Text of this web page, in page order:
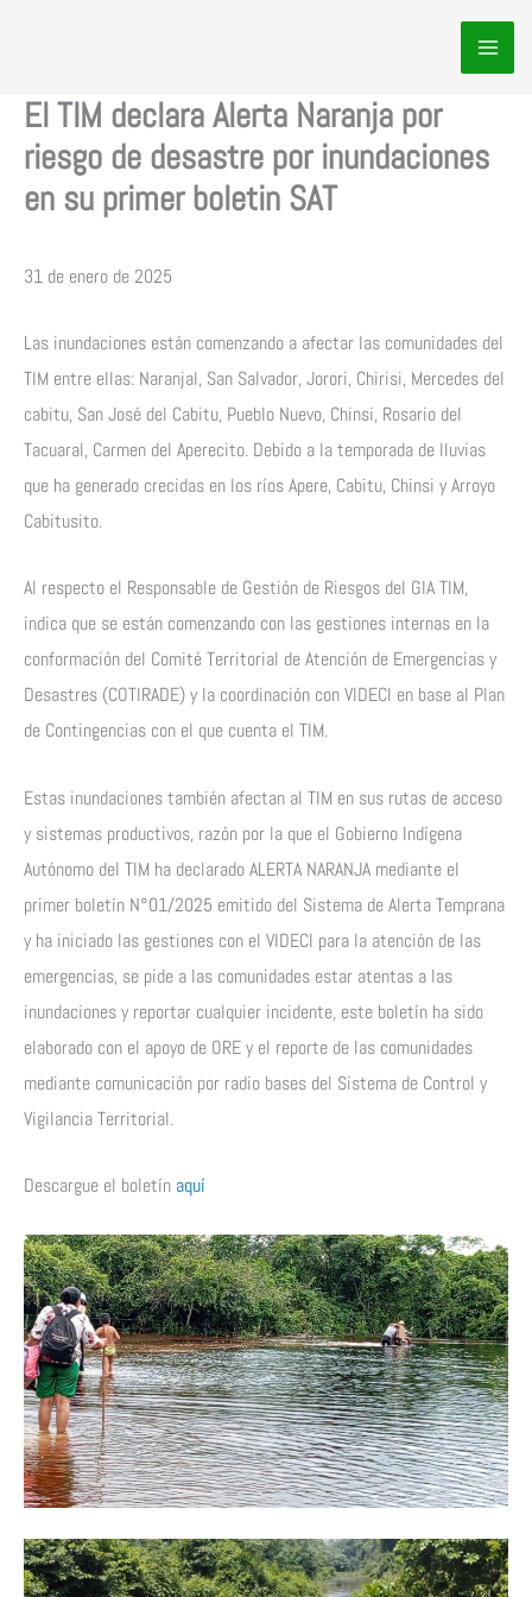
El TIM declara Alerta Naranja por
riesgo de desastre por inundaciones
en su primer boletin SAT
31 de enero de 2025
Las inundaciones están comenzando a afectar las comunidades del
TIM entre ellas: Naranjal, San Salvador, Jorori, Chirisi, Mercedes del
cabitu, San José del Cabitu, Pueblo Nuevo, Chinsi, Rosario del
Tacuaral, Carmen del Aperecito. Debido a la temporada de lluvias
que ha generado crecidas en los ríos Apere, Cabitu, Chinsi y Arroyo
Cabitusito.
Al respecto el Responsable de Gestión de Riesgos del GIA TIM,
indica que se están comenzando con las gestiones internas en la
conformación del Comité Territorial de Atención de Emergencias y
Desastres (COTIRADE) y la coordinación con VIDECI en base al Plan
de Contingencias con el que cuenta el TIM.
Estas inundaciones también afectan al TIM en sus rutas de acceso
y sistemas productivos, razón por la que el Gobierno Indígena
Autónomo del TIM ha declarado ALERTA NARANJA mediante el
primer boletín N°01/2025 emitido del Sistema de Alerta Temprana
y ha iniciado las gestiones con el VIDECI para la atención de las
emergencias, se pide a las comunidades estar atentas a las
inundaciones y reportar cualquier incidente, este boletín ha sido
elaborado con el apoyo de ORE y el reporte de las comunidades
mediante comunicación por radio bases del Sistema de Control y
Vigilancia Territorial.
Descargue el boletín aquí